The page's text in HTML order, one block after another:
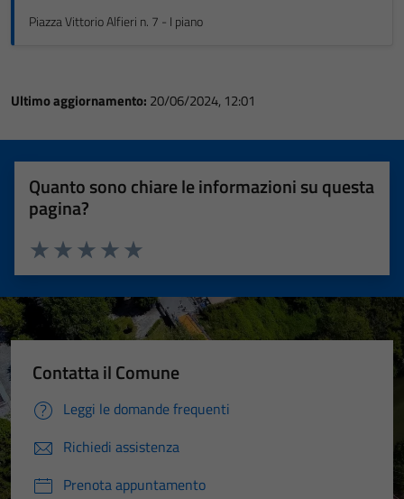
Piazza Vittorio Alfieri n. 7 - I piano
Ultimo aggiornamento: 20/06/2024, 12:01
Quanto sono chiare le informazioni su questa
pagina?
Valuta 5 stelle su 5
Valuta 4 stelle su 5
Valuta 3 stelle su 5
Valuta 2 stelle su 5
Valuta 1 stelle su 5
Contatta il Comune
Leggi le domande frequenti
Richiedi assistenza
Prenota appuntamento